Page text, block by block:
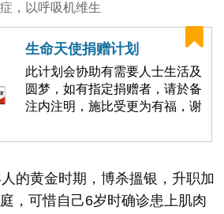
，以呼吸机维生
生命天使捐赠计划
此计划会协助有需要人士生活及
圆梦，如有指定捐赠者，请於备
注内注明，施比受更为有福，谢
的黄金时期，博杀搵银，升职加
，可惜自己6岁时确诊患上肌肉